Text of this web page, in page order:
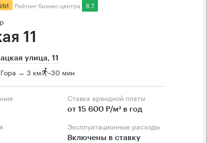
Рейтинг бизнес-центра 6.7
11
улица, 11
→ 3 км ~30 мин
Ставка арендной платы
от 15 600 Р/м² в год
Эксплуатационные расходы
Включены в ставку